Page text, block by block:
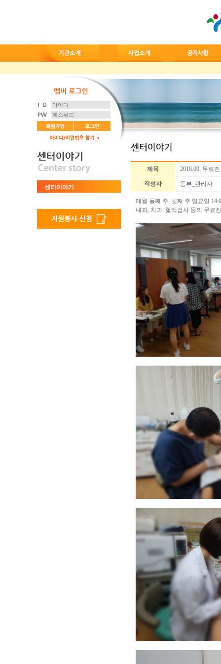
센터이야기
제목 2018.09. 무료
작성자 동부_관리자
매월 둘째 주, 넷째 주 일요일
내과, 치과, 혈액검사 등의 무료